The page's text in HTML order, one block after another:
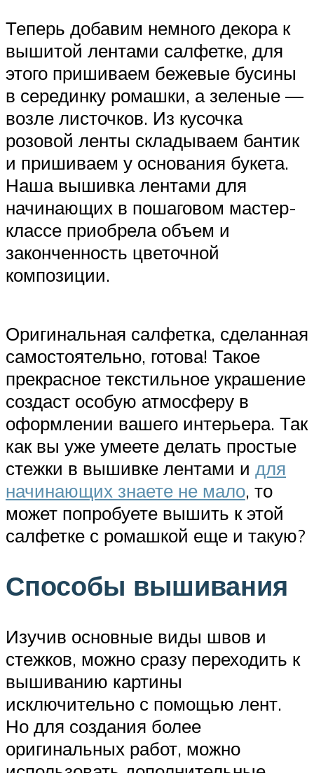
Теперь добавим немного декора к
вышитой лентами салфетке, для
этого пришиваем бежевые бусины
в серединку ромашки, а зеленые —
возле листочков. Из кусочка
розовой ленты складываем бантик
и пришиваем у основания букета.
Наша вышивка лентами для
начинающих в пошаговом мастер-
классе приобрела объем и
законченность цветочной
композиции.
Оригинальная салфетка, сделанная
самостоятельно, готова! Такое
прекрасное текстильное украшение
создаст особую атмосферу в
оформлении вашего интерьера. Так
как вы уже умеете делать простые
стежки в вышивке лентами и для
начинающих знаете не мало, то
может попробуете вышить к этой
салфетке с ромашкой еще и такую?
Способы вышивания
Изучив основные виды швов и
стежков, можно сразу переходить к
вышиванию картины
исключительно с помощью лент.
Но для создания более
оригинальных работ, можно